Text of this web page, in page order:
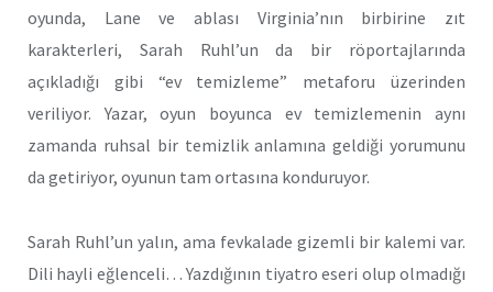
oyunda, Lane ve ablası Virginia’nın birbirine zıt
karakterleri, Sarah Ruhl’un da bir röportajlarında
açıkladığı gibi “ev temizleme” metaforu üzerinden
veriliyor. Yazar, oyun boyunca ev temizlemenin aynı
zamanda ruhsal bir temizlik anlamına geldiği yorumunu
da getiriyor, oyunun tam ortasına konduruyor.
Sarah Ruhl’un yalın, ama fevkalade gizemli bir kalemi var.
Dili hayli eğlenceli… Yazdığının tiyatro eseri olup olmadığı